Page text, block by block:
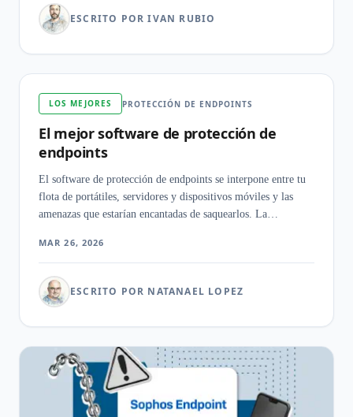
ESCRITO POR IVAN RUBIO
LOS MEJORES PROTECCIÓN DE ENDPOINTS
El mejor software de protección de
endpoints
El software de protección de endpoints se interpone entre tu
flota de portátiles, servidores y dispositivos móviles y las
amenazas que estarían encantadas de saquearlos. La
antes de que un solo analista abra un ticket.
MAR 26, 2026
ESCRITO POR NATANAEL LOPEZ